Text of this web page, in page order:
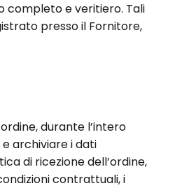
completo e veritiero. Tali
presso il Fornitore,
durante l’intero
e archiviare i dati
di ricezione dell’ordine,
contrattuali, i